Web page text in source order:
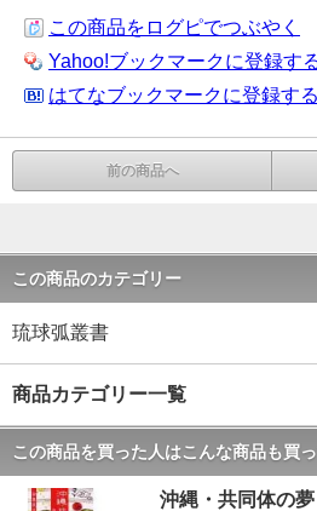
この商品をログピでつぶやく
Yahoo!ブックマークに登録す
はてなブックマークに登録する
前の商品へ
この商品のカテゴリー
琉球弧叢書
商品カテゴリー一覧
この商品を買った人はこんな商品も買
沖縄・共同体の夢